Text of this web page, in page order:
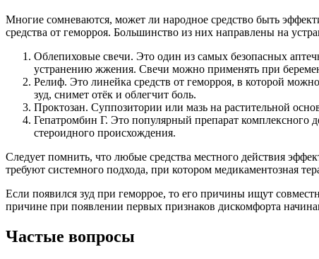
Многие сомневаются, может ли народное средство быть
средства от геморроя. Большинство из них направлены на
Облепиховые свечи. Это один из самых безопасных
устранению жжения. Свечи можно применять при
Релиф. Это линейка средств от геморроя, в которой
зуд, снимет отёк и облегчит боль.
Проктозан. Суппозитории или мазь на растительной
Гепатромбин Г. Это популярный препарат комплексного
стероидного происхождения.
Следует помнить, что любые средства местного действия
требуют системного подхода, при котором медикаментозная
Если появился зуд при геморрое, то его причины ищут
причине при появлении первых признаков дискомфорта
Частые вопросы